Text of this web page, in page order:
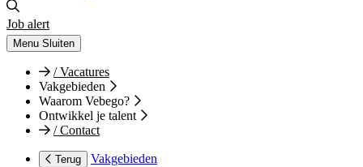
Job alert
Menu Sluiten
/Vacatures
Vakgebieden
Waarom Vebego?
Ontwikkel je talent
/Contact
Terug
Vakgebieden